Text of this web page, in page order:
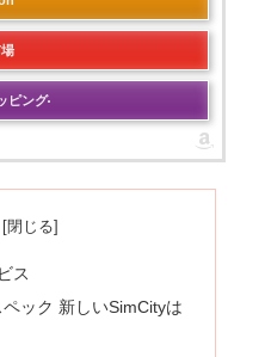
ピング
ス
ック 新しいSimCityは